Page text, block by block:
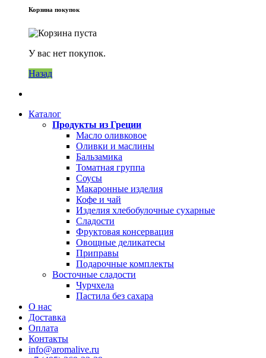
Корзина покупок
У вас нет покупок.
Назад
Каталог
Продукты из Греции
Масло оливковое
Оливки и маслины
Бальзамика
Томатная группа
Соусы
Макаронные изделия
Кофе и чай
Изделия хлебобулочные сухарные
Сладости
Фруктовая консервация
Овощные деликатесы
Приправы
Подарочные комплекты
Восточные сладости
Чурчхела
Пастила без сахара
О нас
Доставка
Оплата
Контакты
info@aromalive.ru